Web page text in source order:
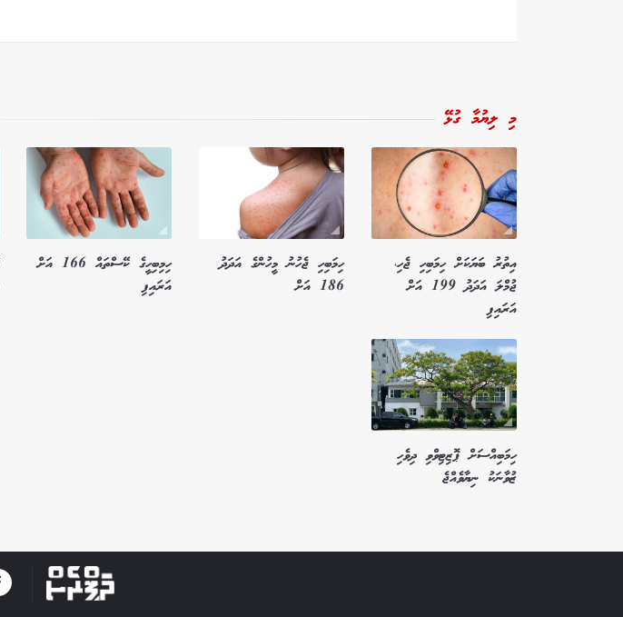
މި ލިޔުމާ ގުޅޭ
އިތުރު ބަޔަކަށް ހިމަބިހި ޖެހި،
ޖުމްލަ އަދަދު 199 އަށް
އަރައިފި
ހިމަބިހި ޖެހުނު މީހުންގެ އަދަދު
186 އަށް
ހިމިބިހީގެ ކޭސްތައް 166 އަށް
އަރައިފި
ހިމަބިއްސަށް ޕޮޒިޓިވްވި ދިވެހި
ޒުވާނަކު ނިޔާވެއްޖެ